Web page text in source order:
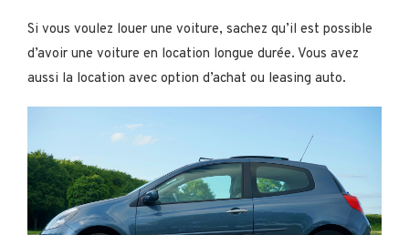
Si vous voulez louer une voiture, sachez qu’il est possible
d’avoir une voiture en location longue durée. Vous avez
aussi la location avec option d’achat ou leasing auto.